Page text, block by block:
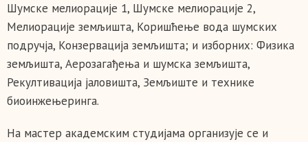
Шумске мелиорације 1, Шумске мелиорације 2,
Мелиорације земљишта, Коришћење вода шумских
подручја, Конзервација земљишта; и изборних: Физика
земљишта, Аерозагађења и шумска земљишта,
Рекултивација јаловишта, Земљиште и технике
биоинжењеринга.
На мастер академским студијама организује се и